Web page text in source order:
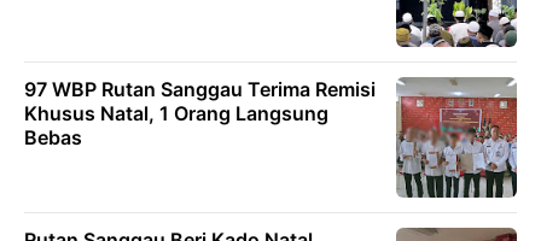
97 WBP Rutan Sanggau Terima Remisi
Khusus Natal, 1 Orang Langsung
Bebas